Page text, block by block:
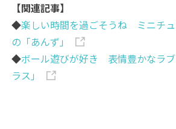
【関連記事】
◆楽しい時間を過ごそうね ミニチ
の「あんず」
◆ボール遊びが好き 表情豊かなラ
ラス」